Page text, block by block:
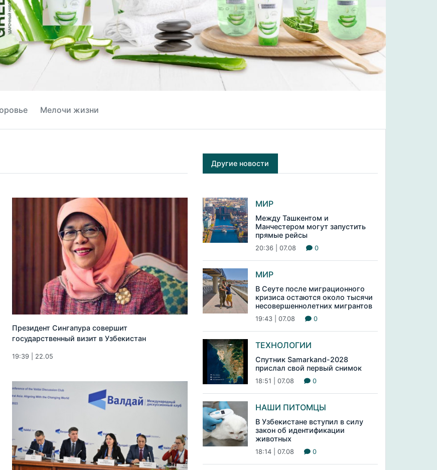
Мелочи жизни
Президент Сингапура совершит
государственный визит в Узбекистан
19:39 | 22.05
Другие новости
МИР
Между Ташкентом и
Манчестером могут запустить
прямые рейсы
20:36 | 07.08 0
МИР
В Сеуте после миграционного
кризиса остаются около тысячи
несовершеннолетних мигрантов
19:43 | 07.08 0
ТЕХНОЛОГИИ
Спутник Samarkand-2028
прислал свой первый снимок
18:51 | 07.08 0
НАШИ ПИТОМЦЫ
В Узбекистане вступил в силу
закон об идентификации
животных
18:14 | 07.08 0